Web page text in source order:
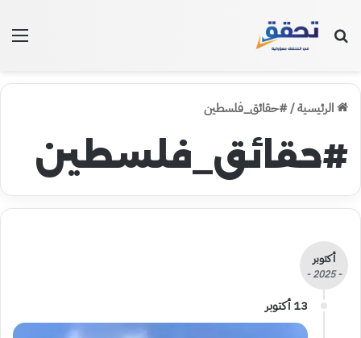
بحث عن
الرئيسية/#حقائق_فلسطين
#حقائق_فلسطين
أكتوبر
- 2025 -
13 أكتوبر